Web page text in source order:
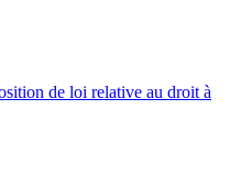
de loi relative au droit à